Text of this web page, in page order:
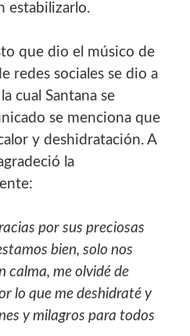
estabilizarlo.
que dio el músico de
redes sociales se dio a
cual Santana se
se menciona que
y deshidratación. A
la
por sus preciosas
bien, solo nos
calma, me olvidé de
lo que me deshidraté y
y milagros para todos